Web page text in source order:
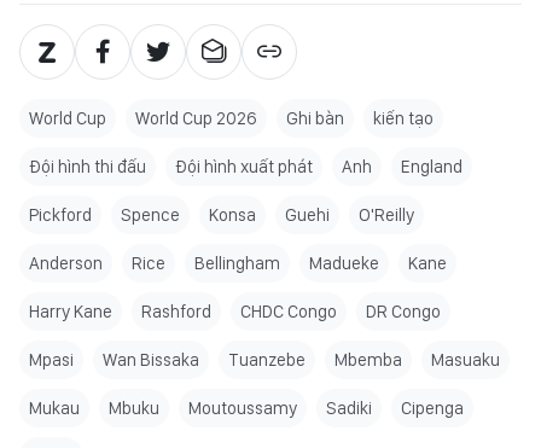
World Cup World Cup 2026 Ghi bàn kiến tạo
Đội hình thi đấu Đội hình xuất phát Anh England
Pickford Spence Konsa Guehi O'Reilly
Anderson Rice Bellingham Madueke Kane
Harry Kane Rashford CHDC Congo DR Congo
Mpasi Wan Bissaka Tuanzebe Mbemba Masuaku
Mukau Mbuku Moutoussamy Sadiki Cipenga